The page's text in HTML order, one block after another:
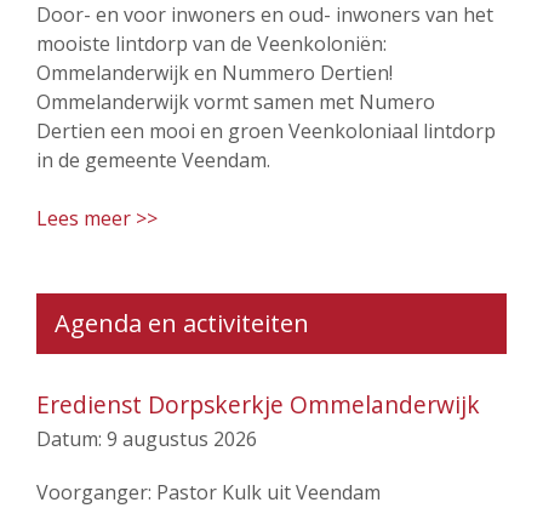
Door- en voor inwoners en oud- inwoners van het
mooiste lintdorp van de Veenkoloniën:
Ommelanderwijk en Nummero Dertien!
Ommelanderwijk vormt samen met Numero
Dertien een mooi en groen Veenkoloniaal lintdorp
in de gemeente Veendam.
Lees meer >>
Agenda en activiteiten
Eredienst Dorpskerkje Ommelanderwijk
Datum: 9 augustus 2026
Voorganger: Pastor Kulk uit Veendam